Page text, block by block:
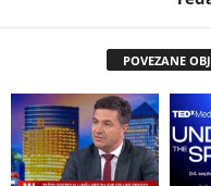
POVEZANE